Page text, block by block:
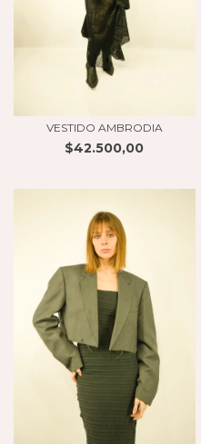
VESTIDO AMBRODIA
$42.500,00